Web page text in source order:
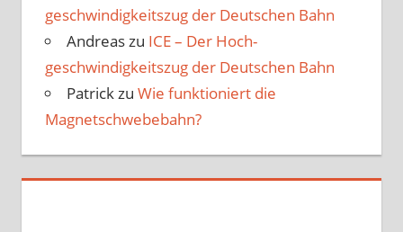
geschwindigkeits­zug der Deutschen Bahn
Andreaszu ICE – Der Hoch­
geschwindigkeits­zug der Deutschen Bahn
Patrickzu Wie funktioniert die
Magnetschwebebahn?